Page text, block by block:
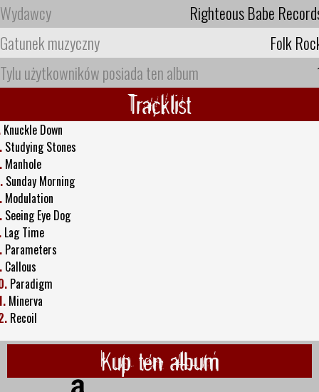
Wydawcy
Righteous Babe
Gatunek muzyczny
Folk
Tylu użytkowników posiada ten album
Tracklist
Knuckle Down
Studying Stones
Manhole
Sunday Morning
Modulation
Seeing Eye Dog
Lag Time
Parameters
Callous
Paradigm
Minerva
Recoil
Kup ten album